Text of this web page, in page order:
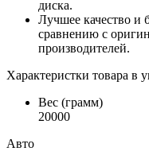
диска.
Лучшее качество и
сравнению c
производителей.
Характеристки товара в
Вес (грамм)
20000
Авто